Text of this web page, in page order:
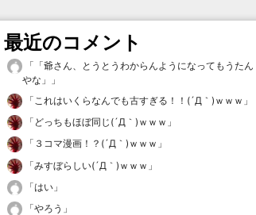
最近のコメント
「 「爺さん、とうとうわからんようになってもうたん
やな」
」
「これはいくらなんでも古すぎる！！(´Д｀)ｗｗｗ 」
「 どっちもほぼ同じ(´Д｀)ｗｗｗ 」
「 ３コマ漫画！？(´Д｀)ｗｗｗ 」
「みすぼらしい(´Д｀)ｗｗｗ 」
「はい 」
「やろう 」